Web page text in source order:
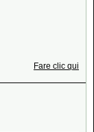
Fare clic qui